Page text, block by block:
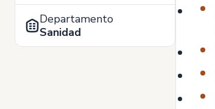
Departamento
Sanidad